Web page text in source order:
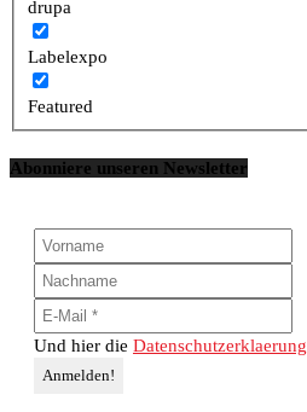
drupa
Labelexpo
Featured
Abonniere unseren Newsletter
Und hier die Datenschutzerklaerung